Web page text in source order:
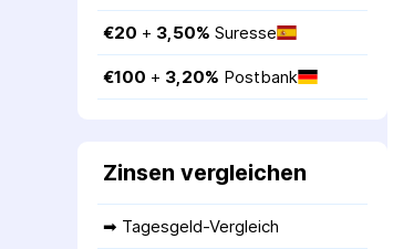
€20 + 3,50% Suresse
€100 + 3,20% Postbank
Zinsen vergleichen
➡ Tagesgeld-Vergleich